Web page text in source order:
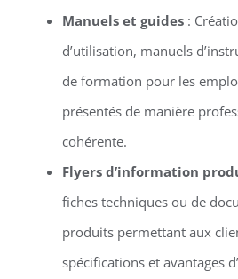
Manuels et guides:
d’utilisation, manuels
de formation pour les
présentés de manière
cohérente.
Flyers d’information
fiches techniques ou de
produits permettant aux
spécifications et avantages